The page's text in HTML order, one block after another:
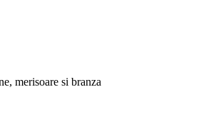
merisoare si branza